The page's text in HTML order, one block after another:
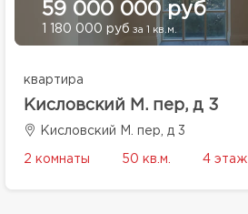
59 000 000 руб
1 180 000 руб за 1 кв.м.
квартира
Кисловский М. пер, д 3
Кисловский М. пер, д 3
2 комнаты 50 кв.м. 4 этаж